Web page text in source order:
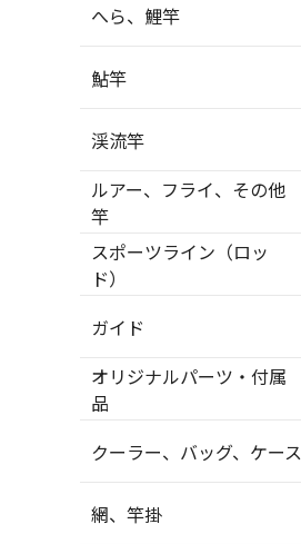
へら、鯉竿
鮎竿
渓流竿
ルアー、フライ、その他
竿
スポーツライン（ロッ
ド）
ガイド
オリジナルパーツ・付属
品
クーラー、バッグ、ケース
網、竿掛